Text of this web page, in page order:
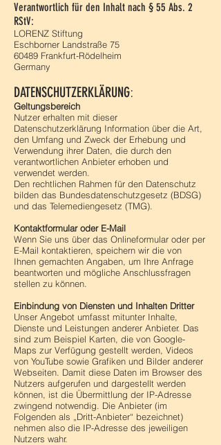
Verantwortlich für den Inhalt nach § 55 Abs. 2
RStV:
LORENZ Stiftung
Eschborner Landstraße 75
60489 Frankfurt-Rödelheim
Germany
DATENSCHUTZERKLÄRUNG:
Geltungsbereich
Nutzer erhalten mit dieser
Datenschutzerklärung Information über die Art,
den Umfang und Zweck der Erhebung und
Verwendung ihrer Daten, die durch den
verantwortlichen Anbieter erhoben und
verwendet werden.
Den rechtlichen Rahmen für den Datenschutz
bilden das Bundesdatenschutzgesetz (BDSG)
und das Telemediengesetz (TMG).
Kontaktformular oder E-Mail
Wenn Sie uns über das Onlineformular oder per
E-Mail kontaktieren, speichern wir die von
Ihnen gemachten Angaben, um Ihre Anfrage
beantworten und mögliche Anschlussfragen
stellen zu können.
Einbindung von Diensten und Inhalten Dritter
Unser Angebot umfasst mitunter Inhalte,
Dienste und Leistungen anderer Anbieter. Das
sind zum Beispiel Karten, die von Google-
Maps zur Verfügung gestellt werden, Videos
von YouTube sowie Grafiken und Bilder anderer
Webseiten. Damit diese Daten im Browser des
Nutzers aufgerufen und dargestellt werden
können, ist die Übermittlung der IP-Adresse
zwingend notwendig. Die Anbieter (im
Folgenden als „Dritt-Anbieter“ bezeichnet)
nehmen also die IP-Adresse des jeweiligen
Nutzers wahr.